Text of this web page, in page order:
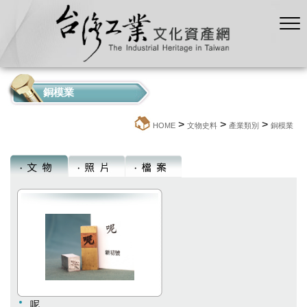
銅模業
HOME > 文物史料 > 產業類別 > 銅模業
呢